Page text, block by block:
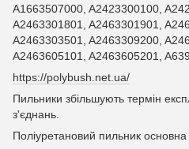
A1663507000, A2423300100,
A2463301801, A2463301901,
A2463303501, A2463309200,
A2463605101, A2463605201,
https://polybush.net.ua/
Пильники збільшують термін
з'єднань.
Поліуретановий пильник